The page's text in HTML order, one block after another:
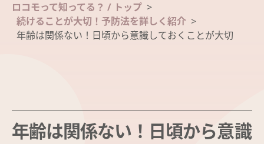
ロコモって知ってる？ / トップ >
続けることが大切！予防法を詳しく紹介 >
年齢は関係ない！日頃から意識しておくことが大切
年齢は関係ない！日頃から意識